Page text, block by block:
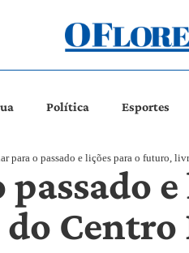
Política Esportes
para o passado e lições para o futuro,
passado
do